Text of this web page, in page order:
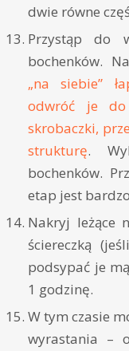
dwie równe
Przystąp do
bochenków.
„na siebie”
odwróć je
skrobaczki,
strukturę.
bochenków.
etap jest
Nakryj leżące
ściereczką
podsypać je
1 godzinę.
W tym czasie
wyrastania –